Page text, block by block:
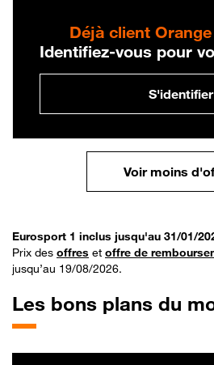
Déjà client
Identifiez-vous pour
S'identifier
Voir moins
Eurosport 1 inclus jusqu'au 31/01/
Prix des offres et offre de
jusqu’au 19/08/2026.
Les bons plans du